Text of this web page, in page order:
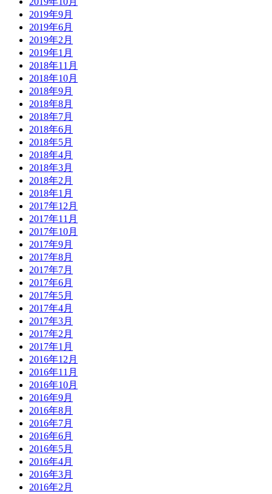
2019年9月
2019年6月
2019年2月
2019年1月
2018年11月
2018年10月
2018年9月
2018年8月
2018年7月
2018年6月
2018年5月
2018年4月
2018年3月
2018年2月
2018年1月
2017年12月
2017年11月
2017年10月
2017年9月
2017年8月
2017年7月
2017年6月
2017年5月
2017年4月
2017年3月
2017年2月
2017年1月
2016年12月
2016年11月
2016年10月
2016年9月
2016年8月
2016年7月
2016年6月
2016年5月
2016年4月
2016年3月
2016年2月